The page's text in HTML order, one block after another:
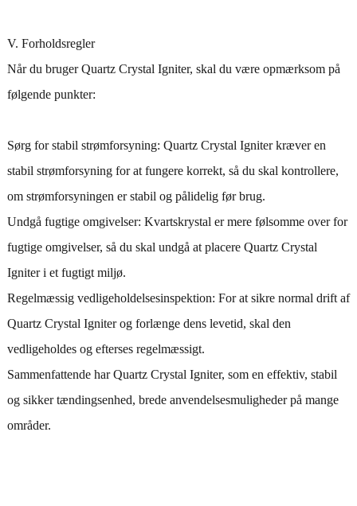
V. Forholdsregler
Når du bruger Quartz Crystal Igniter, skal du være opmærksom på
følgende punkter:
Sørg for stabil strømforsyning: Quartz Crystal Igniter kræver en
stabil strømforsyning for at fungere korrekt, så du skal kontrollere,
om strømforsyningen er stabil og pålidelig før brug.
Undgå fugtige omgivelser: Kvartskrystal er mere følsomme over for
fugtige omgivelser, så du skal undgå at placere Quartz Crystal
Igniter i et fugtigt miljø.
Regelmæssig vedligeholdelsesinspektion: For at sikre normal drift af
Quartz Crystal Igniter og forlænge dens levetid, skal den
vedligeholdes og efterses regelmæssigt.
Sammenfattende har Quartz Crystal Igniter, som en effektiv, stabil
og sikker tændingsenhed, brede anvendelsesmuligheder på mange
områder.